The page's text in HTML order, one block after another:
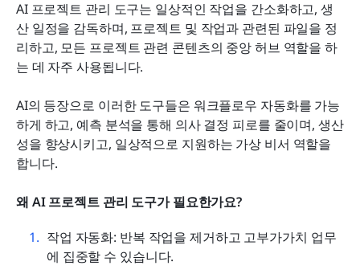
AI 프로젝트 관리 도구는 일상적인 작업을 간소화하고, 생
산 일정을 감독하며, 프로젝트 및 작업과 관련된 파일을 정
리하고, 모든 프로젝트 관련 콘텐츠의 중앙 허브 역할을 하
는 데 자주 사용됩니다.
AI의 등장으로 이러한 도구들은 워크플로우 자동화를 가능
하게 하고, 예측 분석을 통해 의사 결정 피로를 줄이며, 생산
성을 향상시키고, 일상적으로 지원하는 가상 비서 역할을
합니다.
왜 AI 프로젝트 관리 도구가 필요한가요?
작업 자동화: 반복 작업을 제거하고 고부가가치 업무
에 집중할 수 있습니다.